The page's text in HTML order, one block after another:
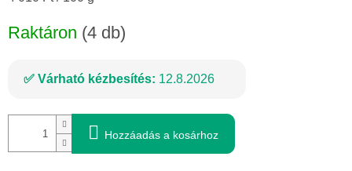
Raktáron (4 db)
Várható kézbesítés: 12.8.2026
Hozzáadás a kosárhoz